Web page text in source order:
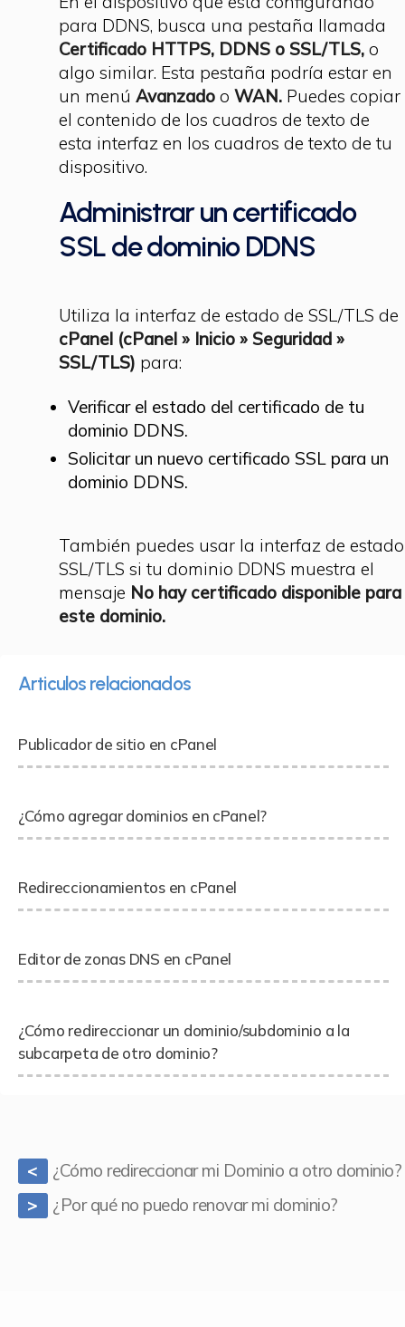
Articulos relacionados
Publicador de sitio en cPanel
¿Cómo agregar dominios en cPanel?
Redireccionamientos en cPanel
Editor de zonas DNS en cPanel
¿Cómo redireccionar un dominio/subdominio a la
subcarpeta de otro dominio?
para DDNS, busca una pestaña llamada
Certificado HTTPS, DDNS o SSL/TLS, o
algo similar. Esta pestaña podría estar en
un menú Avanzado o WAN. Puedes copiar
el contenido de los cuadros de texto de
esta interfaz en los cuadros de texto de tu
dispositivo.
Administrar un certificado
SSL de dominio DDNS
Utiliza la interfaz de estado de SSL/TLS de
cPanel (cPanel » Inicio » Seguridad »
SSL/TLS) para:
Verificar el estado del certificado de tu
dominio DDNS.
Solicitar un nuevo certificado SSL para un
dominio DDNS.
También puedes usar la interfaz de estado
SSL/TLS si tu dominio DDNS muestra el
mensaje No hay certificado disponible para
este dominio.
< ¿Cómo redireccionar mi Dominio a otro dominio?
> ¿Por qué no puedo renovar mi dominio?